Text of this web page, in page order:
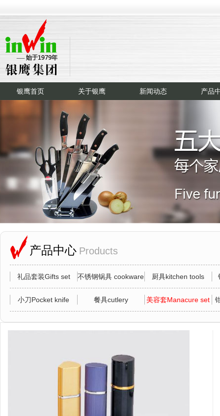
银鹰首页 关于银鹰 新闻动态 产品
产品中心 Products
礼品套装Gifts set 不锈钢锅具 cookware 厨具kitchen tools
小刀Pocket knife 餐具cutlery 美容套Manacure set